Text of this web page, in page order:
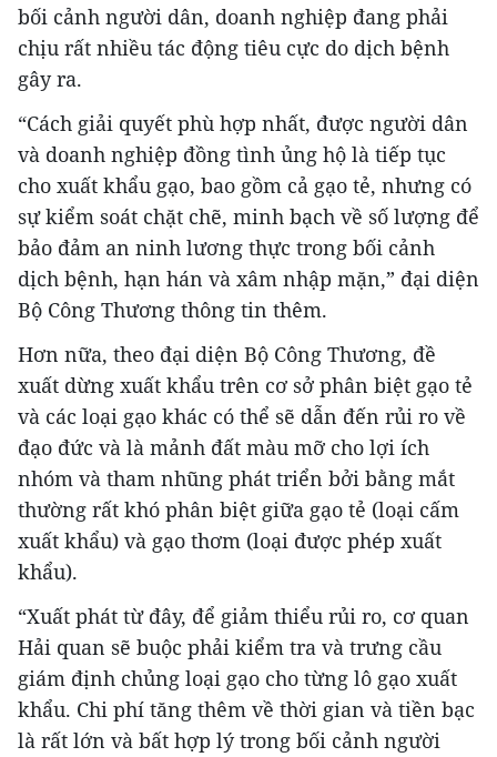
bối cảnh người dân, doanh nghiệp đang phải
chịu rất nhiều tác động tiêu cực do dịch bệnh
gây ra.
“Cách giải quyết phù hợp nhất, được người dân
và doanh nghiệp đồng tình ủng hộ là tiếp tục
cho xuất khẩu gạo, bao gồm cả gạo tẻ, nhưng có
sự kiểm soát chặt chẽ, minh bạch về số lượng để
bảo đảm an ninh lương thực trong bối cảnh
dịch bệnh, hạn hán và xâm nhập mặn,” đại diện
Bộ Công Thương thông tin thêm.
Hơn nữa, theo đại diện Bộ Công Thương, đề
xuất dừng xuất khẩu trên cơ sở phân biệt gạo tẻ
và các loại gạo khác có thể sẽ dẫn đến rủi ro về
đạo đức và là mảnh đất màu mỡ cho lợi ích
nhóm và tham nhũng phát triển bởi bằng mắt
thường rất khó phân biệt giữa gạo tẻ (loại cấm
xuất khẩu) và gạo thơm (loại được phép xuất
khẩu).
“Xuất phát từ đây, để giảm thiểu rủi ro, cơ quan
Hải quan sẽ buộc phải kiểm tra và trưng cầu
giám định chủng loại gạo cho từng lô gạo xuất
khẩu. Chi phí tăng thêm về thời gian và tiền bạc
là rất lớn và bất hợp lý trong bối cảnh người